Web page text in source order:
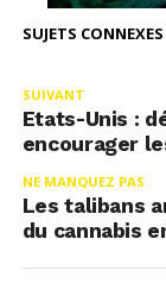
SUJETS
SUIVANT
Etats-Unis :
encourager
NE MANQUEZ PAS
Les talibans
du cannabis